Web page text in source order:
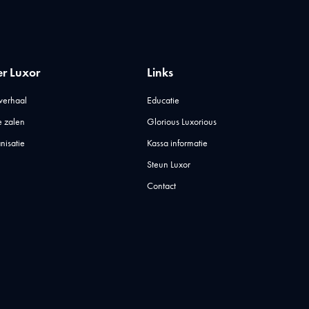
Luxor
zalen
Links
Educatie
Glorious Luxorious
Kassa informatie
Steun Luxor
Contact